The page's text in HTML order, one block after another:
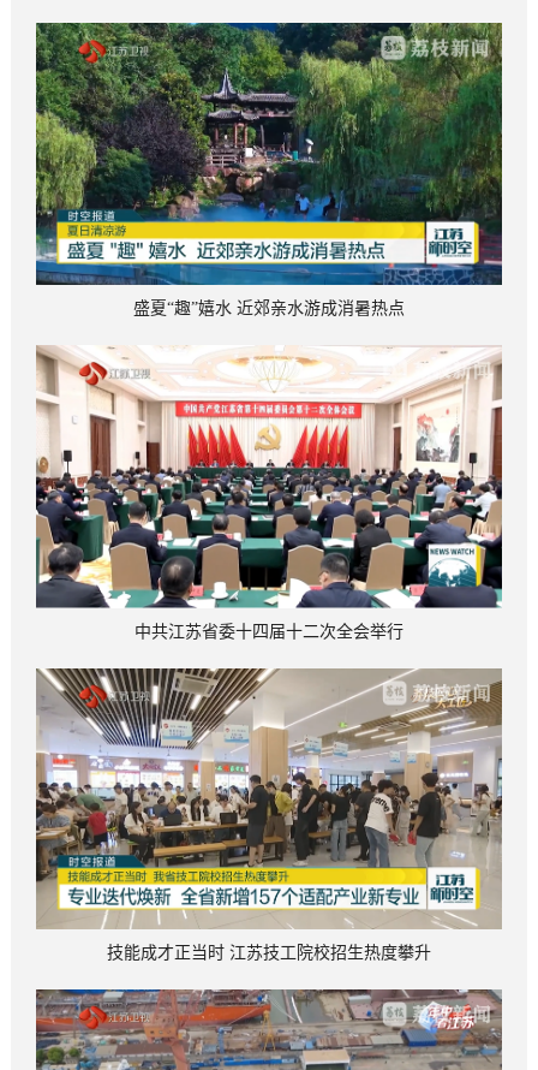
盛夏“趣”嬉水 近郊亲水游成消暑热点
中共江苏省委十四届十二次全会举行
技能成才正当时 江苏技工院校招生热度攀升